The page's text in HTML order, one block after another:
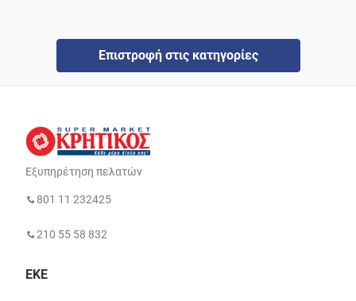
Επιστροφή στις κατηγορίες
Εξυπηρέτηση πελατών
801 11 232425
210 55 58 832
ΕΚΕ